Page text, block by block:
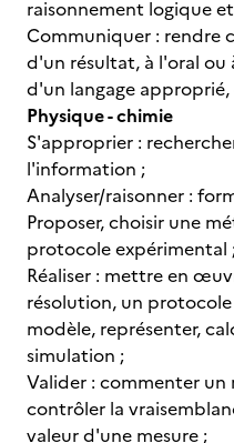
raisonnement logique
Communiquer : rendre
d'un résultat, à l'oral
d'un langage
Physique - chimie
S'approprier :
l'information ;
Analyser/raisonner :
Proposer, choisir une
protocole expérimental
Réaliser : mettre en
résolution, un
modèle, représenter,
simulation ;
Valider : commenter un
contrôler la
valeur d'une mesure ;